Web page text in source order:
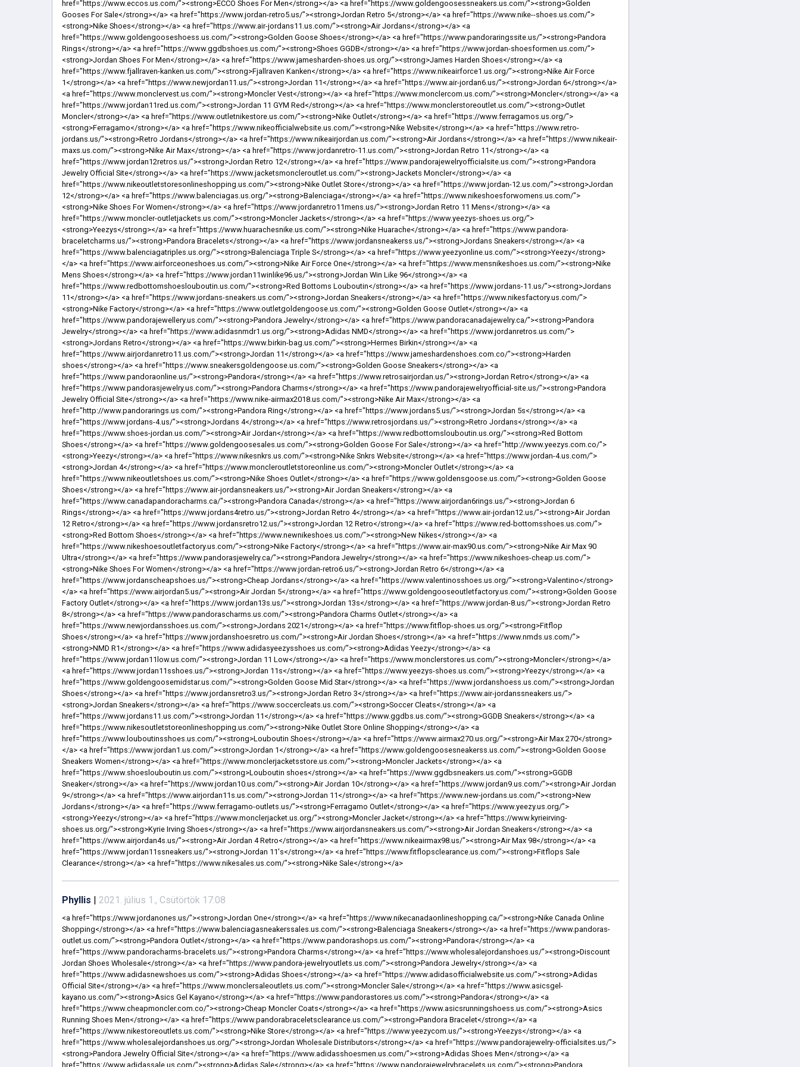
Phyllis | 2021. július 1., Csütörtök 17:08
<a href="https://www.jordanones.us/"><strong>Jordan One</strong></a> <a href="https://www.nikecanadaonlineshopping.ca/"><strong>Nike Canada Online Shopping</strong></a> <a href="https://www.balenciagasneakerssales.us.com/"><strong>Balenciaga Sneakers</strong></a> <a href="https://www.pandoras-outlet.us.com/"><strong>Pandora Outlet</strong></a> <a href="https://www.pandorashops.us.com/"><strong>Pandora</strong></a> <a href="https://www.pandoracharms-bracelets.us/"><strong>Pandora Charms</strong></a> <a href="https://www.wholesalejordanshoes.us/"><strong>Discount Jordan Shoes Wholesale</strong></a> <a href="https://www.pandora-jewelryoutlets.us.com/"><strong>Pandora Jewelry</strong></a> <a href="https://www.adidasnewshoes.us.com/"><strong>Adidas Shoes</strong></a> <a href="https://www.adidasofficialwebsite.us.com/"><strong>Adidas Official Site</strong></a> <a href="https://www.monclersaleoutlets.us.com/"><strong>Moncler Sale</strong></a> <a href="https://www.asicsgel-kayano.us.com/"><strong>Asics Gel Kayano</strong></a> <a href="https://www.pandorastores.us.com/"><strong>Pandora</strong></a> <a href="https://www.cheapmoncler.com.co/"><strong>Cheap Moncler Coats</strong></a> <a href="https://www.asicsrunningshoess.us.com/"><strong>Asics Running Shoes Men</strong></a> <a href="https://www.pandorabraceletsclearance.us.com/"><strong>Pandora Bracelet</strong></a> <a href="https://www.nikestoreoutlets.us.com/"><strong>Nike Store</strong></a> <a href="https://www.yeezycom.us/"><strong>Yeezys</strong></a> <a href="https://www.wholesalejordanshoes.us.org/"><strong>Jordan Wholesale Distributors</strong></a> <a href="https://www.pandorajewelry-officialsites.us/"><strong>Pandora Jewelry Official Site</strong></a> <a href="https://www.adidasshoesmen.us.com/"><strong>Adidas Shoes Men</strong></a> <a href="https://www.adidassale.us.com/"><strong>Adidas Sale</strong></a> <a href="https://www.pandorajewelrybracelets.us.com/"><strong>Pandora Bracelets</strong></a> <a href="https://www.pandoras-charms.us.com/"><strong>Pandora Charms Sale Clearance</strong></a> <a href="https://www.pandora-store.us.com/"><strong>Pandora</strong></a> <a href="https://www.ferragamosbelts.us.com/"><strong>Ferragamo Belts</strong></a> <a href="https://www.newshoes2021.us/"><strong>New Nike Shoes</strong></a> <a href="https://www.pandoraoutlet-online.us.com/"><strong>Pandora Outlet Online</strong></a> <a href="https://www.pandoraringsjewelry.us.com/"><strong>Pandora Ring</strong></a> <a href="https://www.pandoraofficialsites.us.com/"><strong>Pandora Official Site</strong></a> <a href="https://www.wholesaleairjordanscheap.us/"><strong>Cheap Jordans Wholesale</strong></a> <a href="https://www.airjordan1retro.us.com/"><strong>Air Jordan 1 Retro High Og</strong></a> <a href="https://www.airmax720.us.com/"><strong>Air Max 270 Men</strong></a> <a href="https://www.pandorajewelrysofficialsite.us.com/"><strong>Pandora Jewelry Official Site</strong></a> <a href="https://www.pandorass.us/"><strong>Pandora</strong></a> <a href="https://www.asicssneakers.us.com/"><strong>Asics Sneakers For Men</strong></a> <a href="https://www.pandorajewelryoff.us.com/"><strong>Pandora Jewelry</strong></a> <a href="https://www.pandorasrings.us.com/"><strong>Pandora Rings</strong></a> <a href="https://www.balenciagastore.us.com/"><strong>Balenciaga Sneakers</strong></a> <a href="https://www.nikerunningshoessale.us.com/"><strong>Nike Running Shoes</strong></a> <a href="https://www.diorjordan1.us.com/"><strong>Jordan 1 Dior</strong></a> <a href="https://www.adidasstoreoutlets.us.com/"><strong>Adidas Outlet</strong></a> <a href="https://www.nikesstore.us.com/"><strong>Nike</strong></a> <a href="https://www.monclercoatsjacketsoutlet.us.com/"><strong>Moncler Coats Outlet</strong></a> <a href="https://www.pandoraoutletjewelry.us.com/"><strong>Pandora Outlet</strong></a> <a href="https://www.nikecanada-shoes.ca/"><strong>Nike Shoes Canada</strong></a> <a href="https://www.nikecom.ca/"><strong>Nike</strong></a> <a href="https://www.nikeshoeswomen.us.com/"><strong>Nike Shoes Women</strong></a> <a href="https://www.pandorasstore.us.com/"><strong>Pandora</strong></a> <a href="https://www.adidasshoescheap.us.com/"><strong>Cheap Adidas Shoes</strong></a> <a href="https://www.asicsshoess.us.com/"><strong>Asics Shoes</strong></a> <a href="https://www.pandorajewelryshop.us.com/"><strong>Pandora Jewelry</strong></a> <a href="https://www.adidas-runningshoes.us.com/"><strong>Adidas Running Shoes</strong></a> <a href="https://www.pandoracharmsjewelrys.us/"><strong>Pandora Charms</strong></a> <a href="https://www.trainersforsale.uk.com/"><strong>Adidas Shoes</strong></a> <a href="https://www.pandorabraceletscharms.us.com/"><strong>Pandora Bracelets Charms</strong></a> <a href="https://www.balenciagasneakersoutlet.us.com/"><strong>Balenciaga</strong></a> <a href="https://www.goyardhandbagsoutlet.us.com/"><strong>Goyard Handbags</strong></a> <a href="https://www.jordan1retro.us.com/"><strong>Air Jordan 1 Retro</strong></a> <a href="https://www.nikeonline-canada.ca/"><strong>Nike Canada</strong></a> <a href="https://www.nikecanadaonlines.ca/"><strong>Nike Canada</strong></a> <a href="https://www.airjordan1low.us/"><strong>Air Jordan 1 Low</strong></a> <a href="https://www.pandorasjewelry-officialsite.us.com/"><strong>Pandora Jewelry Official Site</strong></a> <a href="https://www.pandorasjewelryoff.us.com/"><strong>Pandora Jewelry</strong></a> <a href="https://www.monclersjacketsoutlet.us.com/"><strong>Moncler Jackets</strong></a> <a href="https://www.yeezys350.ca/"><strong>Yeezy 350</strong></a> <a href="https://www.yeezysshoes.ca/"><strong>Yeezys</strong></a> <a href="https://www.ferragamocom.us/"><strong>Ferragamo Belt</strong></a> <a href="https://www.airjordan1shoes.us.com/"><strong>Air Jordan 1 High</strong></a> <a href="https://www.goyardbagsoutlet.us.com/"><strong>Goyard Bags</strong></a> <a href="https://www.shoesferragamo.us.com/"><strong>Salvatore Ferragamo Shoes</strong></a> <a href="https://www.nikesneakersformen.us.com/"><strong>Nike Sneakers For Men</strong></a> <a href="https://www.pandoraoutletscharms.us/"><strong>Pandora Outlet</strong></a> <a href="https://www.bestbasketballshoes.us/"><strong>Mens Basketball Shoes</strong></a> <a href="https://www.trainersshop.uk.com/"><strong>Nike Store UK</strong></a> <a href="https://www.outletstoreonlineshopping.com.co/"><strong>Nike Outlet Store</strong></a> <a href="https://www.cheapshoesoutletonlines.us/"><strong>Cheap Nike Shoes</strong></a> <a href="https://www.shoesasicsoutlet.us.com/"><strong>Asics Shoes</strong></a> <a href="https://www.nikescanadaonlineshopping.ca/"><strong>Nike Canada Online Shopping</strong></a> <a href="https://www.ferragamosbelt.us.com/"><strong>Ferragamo Belt</strong></a> <a href="https://www.jordanretro1.us.com/"><strong>Jordan Retro 1</strong></a> <a href="https://www.nikeoutletstoreonlineshopping.us.com/"><strong>Nike Store</strong></a> <a href="https://www.monclersfactory.us.com/"><strong>Moncler Outlet</strong></a> <a href="https://www.balenciagatriplessneakers.us.com/"><strong>Balenciaga Triple S</strong></a> <a href="https://www.nikeshoesnew.us.com/"><strong>Nike Shoes</strong></a> <a href="https://www.monclercoat.com.co/"><strong>Moncler Coat</strong></a> <a href="https://www.pumashoess.us.com/"><strong>Puma Shoes</strong></a> <a href="https://www.pandorashop.us.com/"><strong>Pandora</strong></a> <a href="https://www.cheapjordanshoeswholesale.us/"><strong>Cheap Jordan Shoes For Women</strong></a> <a href="https://www.pandorasjewelrysite.us.com/"><strong>Pandora Jewelry Official Site</strong></a> <a href="https://www.nikeshoess.ca/"><strong>Nike Shoes</strong></a> <a href="https://www.pandorajewelrywebsites.us.com/"><strong>Pandora Jewelry</strong></a> <a href="https://www.pandorasbraceletcharms.us.com/"><strong>Pandora Bracelet</strong></a> <a href="https://www.pandorasjewelryofficialsite.us.com/"><strong>Pandora Jewelry Official Site</strong></a> <a href="https://www.nikesneakersforwomen.us.com/"><strong>Women Nike Sneakers</strong></a> <a href="https://www.pandorasjewelrys.us.com/"><strong>Pandora Jewelry</strong></a> <a href="https://www.monclerjacket.com.co/"><strong>Moncler Jacket</strong></a> <a href="https://www.outletasics.us.com/"><strong>Outlet Asics</strong></a> <a href="https://www.pandorascom.us.com/"><strong>Pandora Jewelry Official Site</strong></a> <a href="https://www.jordan1low.us.com/"><strong>Jordan 1 Low</strong></a> <a href="https://www.nikestorefactorys.us.com/"><strong>Nike Outlet Store</strong></a> <a href="https://www.asicsoutletshoes.us.com/"><strong>Asics Shoes</strong></a> <a href="https://www.pandorabraceletsjewelry.us.com/"><strong>Pandora Bracelets</strong></a> <a href="https://www.balenciagashoesstore.us.com/"><strong>Balenciagas</strong></a> <a href="https://www.pandora-outletcharms.us.com/"><strong>Pandora Charms</strong></a> <a href="https://www.jordan1shoes.us.com/"><strong>Jordan 1</strong></a> <a href="https://www.adidasshoeswomen.us.com/"><strong>Adidas Shoes Women</strong></a> <a href="https://www.nikeshoes-formen.us.com/"><strong>Nike Shoes For Men</strong></a> <a href="https://www.airjordan1s.us.com/"><strong>Jordan 1s</strong></a> <a href="https://www.pandorashops.us/"><strong>Pandora</strong></a> <a href="https://www.pandoraoutletscharms.us.com/"><strong>Pandora Charms</strong></a> <a href="https://www.pandorasjewellery.us.com/"><strong>Pandora Jewelry</strong></a> <a href="https://www.yeezycanadashop.ca/"><strong>Yeezy</strong></a> <a href="https://www.nikemensshoes.us.com/"><strong>Nike Men's Shoes</strong></a> <a href="https://www.nikeshoes-forwomen.us.com/"><strong>Nike Shoes For Women</strong></a> <a href="https://www.monclersale.com.co/"><strong>Moncler Sale</strong></a> <a href="https://www.nike--shoes.ca/"><strong>Nike Shoes Women</strong></a> <a href="https://www.salvatoreferragamos.us.com/"><strong>Salvatore Ferragamo Shoes</strong></a> <a href="https://www